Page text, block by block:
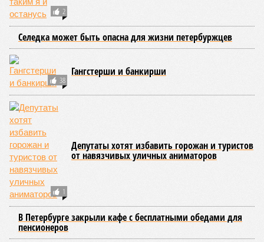
2
Селедка может быть опасна для жизни петербуржцев
38
Гангстерши и банкирши
1
Депутаты хотят избавить горожан и туристов
от навязчивых уличных аниматоров
В Петербурге закрыли кафе с бесплатными обедами для
пенсионеров